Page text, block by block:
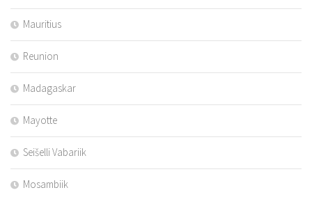
Mauritius
Reunion
Madagaskar
Mayotte
Seišelli Vabariik
Mosambiik